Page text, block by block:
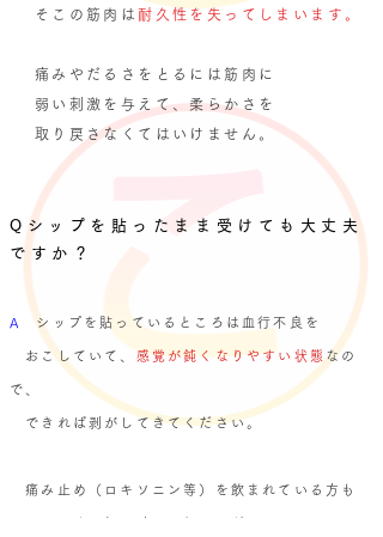
そこの筋肉は耐久性を失ってしまいます。
痛みやだるさをとるには筋肉に
弱い刺激を与えて、柔らかさを
​ 取り戻さなくてはいけません。
Qシップを貼ったまま受けても大丈夫
ですか？
​Aシップを貼っているところは血行不良を
おこしていて、 感覚が鈍くなりやすい状態 なの
で、
​できれば剥がしてきてください。
痛み止め（ロキソニン等）を飲まれている方も